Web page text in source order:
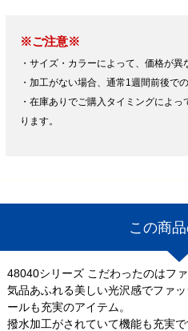
※ご注意※
・サイズ・カラーによって、価格が異
・加工がない場合、通常1週間前後で
・在庫ありでご購入タイミングによ
ります。
この商
48040シリーズ こだわったのはフ
気品あふれる美しい光沢感でファ
ールも充実のアイテム。
撥水加工がされていて機能も充実で